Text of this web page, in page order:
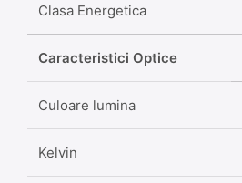
Clasa Energetica
Caracteristici Optice
Culoare lumina
Kelvin